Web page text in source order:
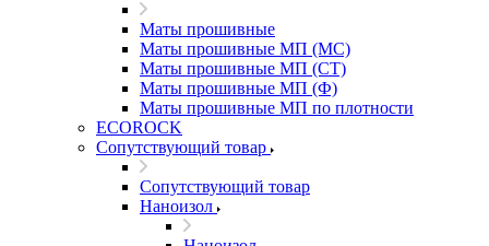
Маты прошивные
Маты прошивные МП (МС)
Маты прошивные МП (СТ)
Маты прошивные МП (Ф)
Маты прошивные МП по плотности
ECOROCK
Сопутствующий товар
Сопутствующий товар
Наноизол